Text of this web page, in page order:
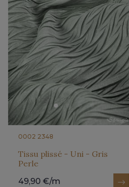
0002 2348
Tissu plissé - Uni - Gris
Perle
49,90 €/m